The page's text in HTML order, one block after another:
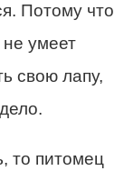
Потому что
умеет
свою лапу,
то питомец